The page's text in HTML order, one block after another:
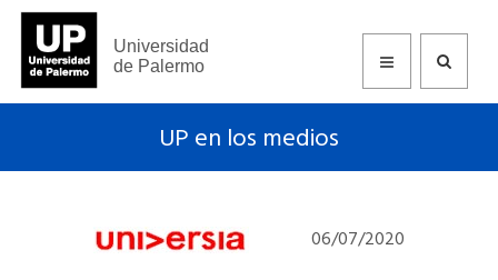
Universidad
de Palermo
UP en los medios
06/07/2020